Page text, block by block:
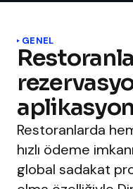
GENEL
Restoranlarda
hızlı ödeme
global sadakat